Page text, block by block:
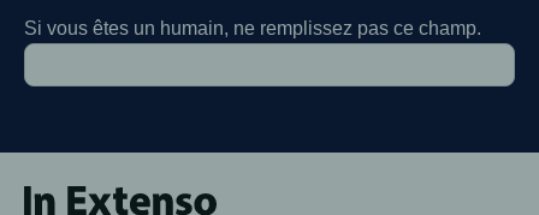
Si vous êtes un humain, ne remplissez pas ce champ.